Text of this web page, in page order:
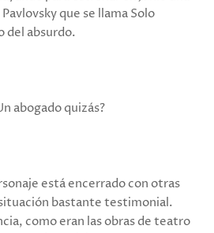
que se llama Solo
del absurdo.
abogado quizás?
está encerrado con otras
situación bastante testimonial.
como eran las obras de teatro